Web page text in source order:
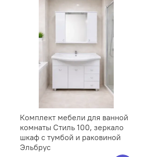
Комплект мебели для ванной
комнаты Стиль 100, зеркало
шкаф с тумбой и раковиной
Эльбрус